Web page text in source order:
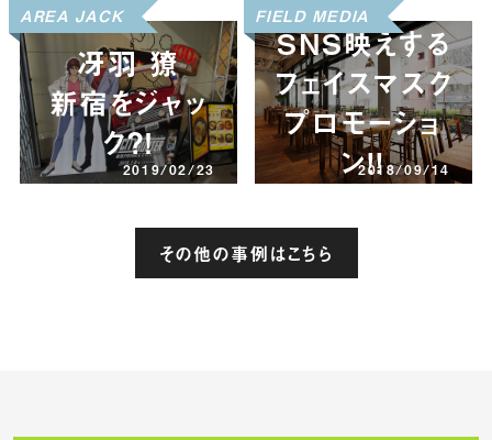
AREA JACK
2019/02/23
冴羽 獠
新宿をジャッ
ク？！
FIELD MEDIA
2018/09/14
SNS映えする
フェイスマスク
プロモーショ
ン!!
その他の事例はこちら